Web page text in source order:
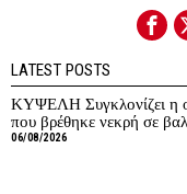
LATEST POSTS
ΚΥΨΕΛΗ Συγκλονίζει η
που βρέθηκε νεκρή σε
06/08/2026